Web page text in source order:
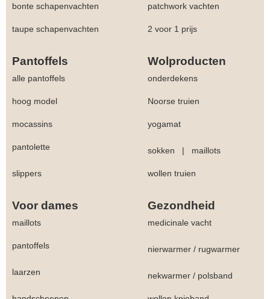
bonte schapenvachten patchwork vachten
taupe schapenvachten 2 voor 1 prijs
Pantoffels Wolproducten
alle pantoffels onderdekens
hoog model Noorse truien
mocassins yogamat
pantolette sokken | maillots
slippers wollen truien
Voor dames Gezondheid
maillots medicinale vacht
pantoffels nierwarmer / rugwarmer
laarzen nekwarmer / polsband